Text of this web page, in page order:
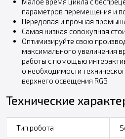
параметров перемещения и
Передовая и прочная
Самая низкая совокупная
Оптимизируйте свою
максимального увеличения
работы с помощью
о необходимости
верхнего освещения RGB
Технические
Тип робота